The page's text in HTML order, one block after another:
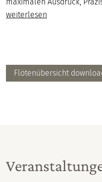
weiterlesen
Flötenübersicht